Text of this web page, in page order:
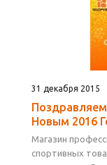
31 декабря 2015
Новым 2016
Магазин
спортивных